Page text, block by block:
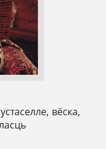
вёска,